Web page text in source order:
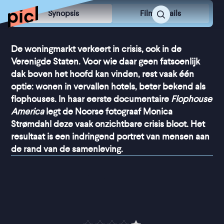
Synopsis Film Details
De woningmarkt verkeert in crisis, ook in de
Verenigde Staten. Voor wie daar geen fatsoenlijk
dak boven het hoofd kan vinden, rest vaak één
optie: wonen in vervallen hotels, beter bekend als
flophouses. In haar eerste documentaire Flophouse
Americalegt de Noorse fotograaf Monica
Strømdahl deze vaak onzichtbare crisis bloot. Het
resultaat is een indringend portret van mensen aan
de rand van de samenleving.